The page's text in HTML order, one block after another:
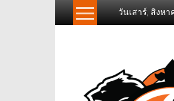
วันเสาร์, สิงหา
Freelancer